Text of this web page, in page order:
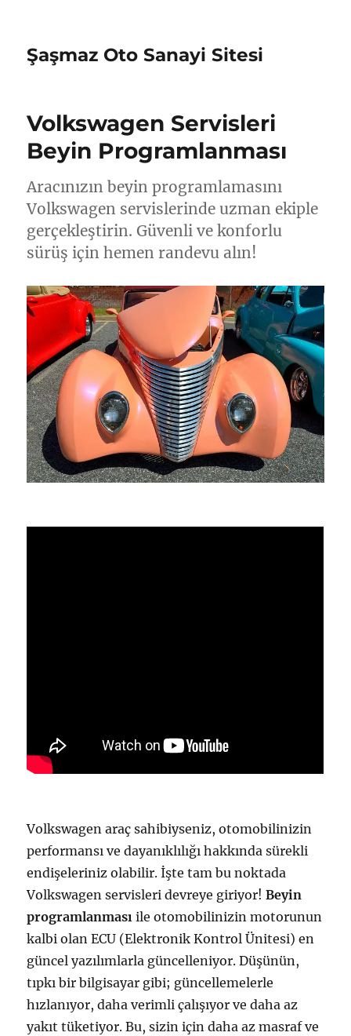
Şaşmaz Oto Sanayi Sitesi
Volkswagen Servisleri
Beyin Programlanması
Aracınızın beyin programlamasını
Volkswagen servislerinde uzman ekiple
gerçekleştirin. Güvenli ve konforlu
sürüş için hemen randevu alın!
Volkswagen araç sahibiyseniz, otomobilinizin
performansı ve dayanıklılığı hakkında sürekli
endişeleriniz olabilir. İşte tam bu noktada
Volkswagen servisleri devreye giriyor!Beyin
programlanması ile otomobilinizin motorunun
kalbi olan ECU (Elektronik Kontrol Ünitesi) en
güncel yazılımlarla güncelleniyor. Düşünün,
tıpkı bir bilgisayar gibi; güncellemelerle
hızlanıyor, daha verimli çalışıyor ve daha az
yakıt tüketiyor. Bu, sizin için daha az masraf ve